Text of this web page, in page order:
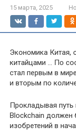
15 марта, 2025
Экономика Китая,
китайцами … По
стал первым в
и вторым по
Прокладывая путь
Blockchain должен
изобретений в